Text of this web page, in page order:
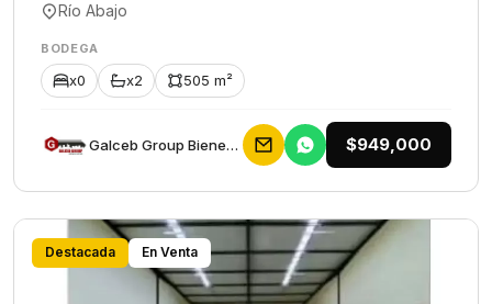
Río Abajo
BODEGA
x0 x2 505 m²
Galceb Group Bienes Raices $949,000
Destacada En Venta